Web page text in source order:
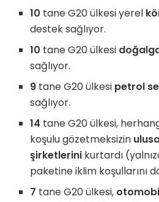
10 tane G20 ülkesi yerel
destek sağlıyor.
10 tane G20 ülkesi
sağlıyor.
9 tane G20 ülkesi petrol
sağlıyor.
14 tane G20 ülkesi,
koşulu gözetmeksizin
şirketlerini kurtardı
paketine iklim koşullarını
7 tane G20 ülkesi,